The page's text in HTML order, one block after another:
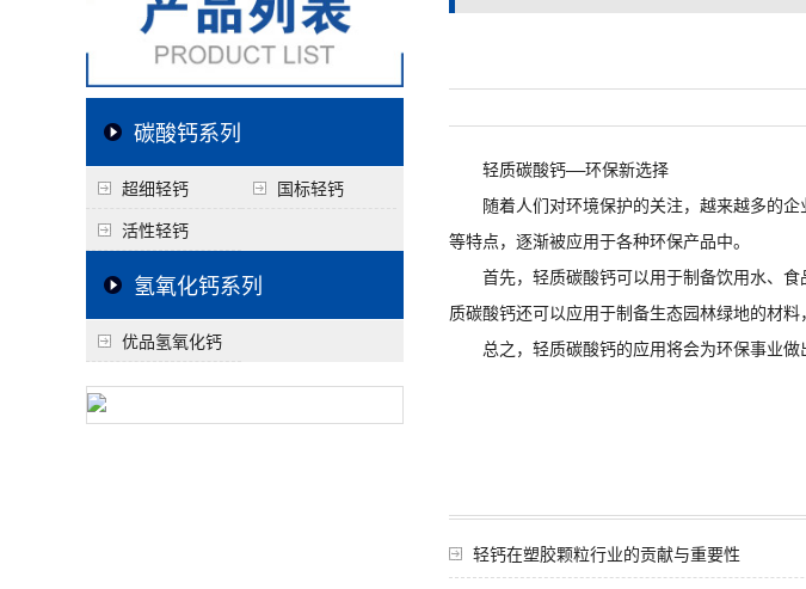
碳酸钙系列
超细轻钙
国标轻钙
活性轻钙
氢氧化钙系列
优品氢氧化钙
轻质碳酸钙——环保新选择
随着人们对环境保护的关注，越来越多的企
等特点，逐渐被应用于各种环保产品中。
首先，轻质碳酸钙可以用于制备饮用水、食
质碳酸钙还可以应用于制备生态园林绿地的材
总之，轻质碳酸钙的应用将会为环保事业做
轻钙在塑胶颗粒行业的贡献与重要性